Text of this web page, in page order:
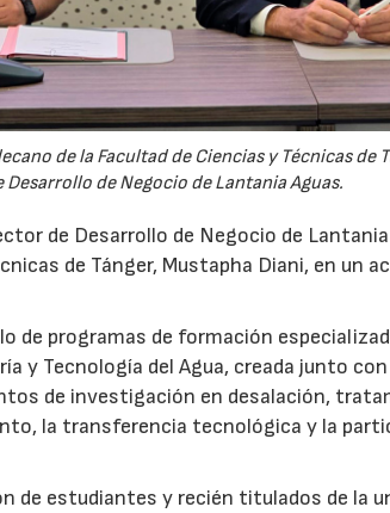
de la Facultad de Ciencias y Técnicas
Desarrollo de Negocio de Lantania Aguas.
de Desarrollo de Negocio de
de Tánger, Mustapha Diani, en un
de programas de formación
y Tecnología del Agua, creada junto
de investigación en desalación,
la transferencia tecnológica y la
de estudiantes y recién titulados de la